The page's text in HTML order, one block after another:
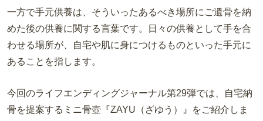
一方で手元供養は、そういったあるべき場所にご遺骨を納
めた後の供養に関する言葉です。日々の供養として手を合
わせる場所が、自宅や肌に身につけるものといった手元に
あることを指します。
今回のライフエンディングジャーナル第29弾では、自宅納
骨を提案するミニ骨壺『ZAYU（ざゆう）
』をご紹介しま